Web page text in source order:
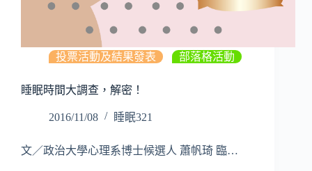
投票活動及結果發表 部落格活動
睡眠時間大調查，解密！
2016/11/08 睡眠321
文／政治大學心理系博士候選人 蕭帆琦 臨…